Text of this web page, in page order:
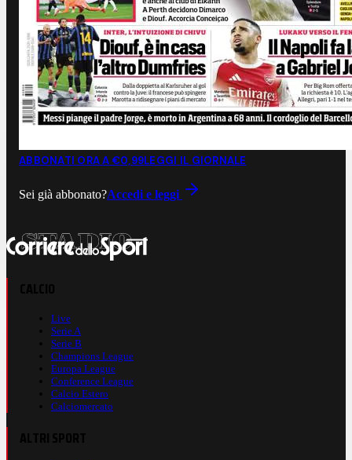
ABBONATI ORA A €0,99LEGGI IL GIORNALE
Sei già abbonato?Accedi e leggi
Live
Serie A
Serie B
Champions League
Europa League
Conference League
Calcio Estero
Calciomercato